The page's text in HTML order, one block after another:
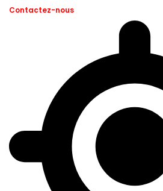
Contactez-nous